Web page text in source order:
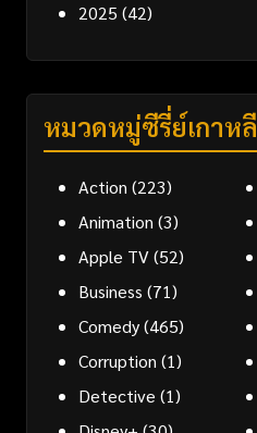
2025 (42)
หมวดหมู่ซีรี่ย์เกาหลี
Action (223)
Animation (3)
Apple TV(52)
Business (71)
Comedy(465)
Corruption (1)
Detective (1)